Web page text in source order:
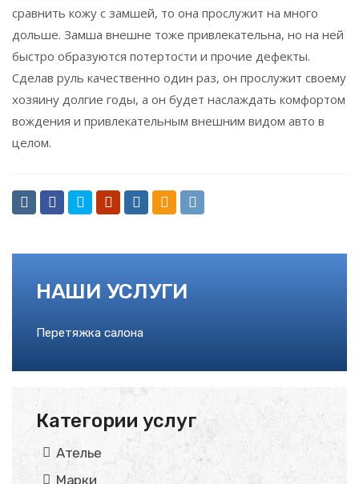
сравнить кожу с замшей, то она прослужит на много
дольше. Замша внешне тоже привлекательна, но на ней
быстро образуются потертости и прочие дефекты.
Сделав руль качественно один раз, он прослужит своему
хозяину долгие годы, а он будет наслаждать комфортом
вождения и привлекательным внешним видом авто в
целом.
НАШИ УСЛУГИ
Перетяжка салона
Категории услуг
Ателье
Марки